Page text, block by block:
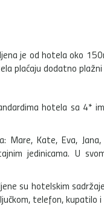
je od hotela oko
plaćaju dodatno plažni
hotela sa 4*
Mare, Kate, Eva,
jedinicama. U
su hotelskim
telefon,